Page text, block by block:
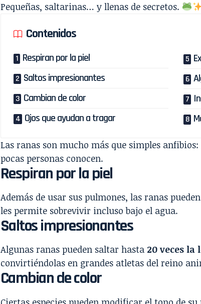
Pequeñas, saltarinas… y llenas de secretos.
Contenidos
Respiran por la piel
Saltos impresionantes
Cambian de color
Ojos que ayudan a tragar
Las ranas son mucho más que simples
pocas personas conocen.
Respiran por la piel
Además de usar sus pulmones, las ranas
les permite sobrevivir incluso bajo el agua.
Saltos impresionantes
Algunas ranas pueden saltar hasta 20 veces la
convirtiéndolas en grandes atletas del reino
Cambian de color